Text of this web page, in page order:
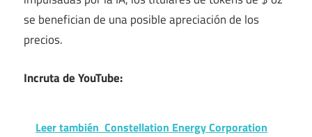
se benefician de una posible apreciación de los
precios.
Incruta de YouTube:
Leer también Constellation Energy Corporation